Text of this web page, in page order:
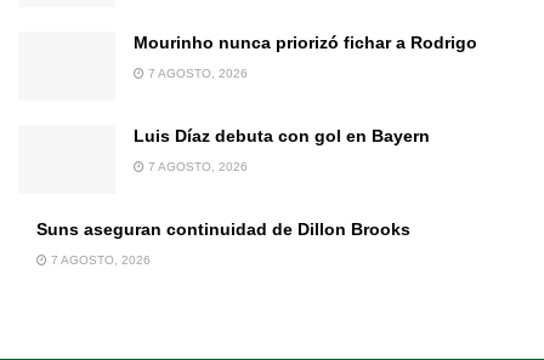
Mourinho nunca priorizó fichar a Rodrigo
7 AGOSTO, 2026
Luis Díaz debuta con gol en Bayern
7 AGOSTO, 2026
Suns aseguran continuidad de Dillon Brooks
7 AGOSTO, 2026